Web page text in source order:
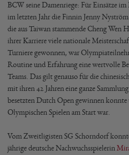
BCW seine Damenriege: Für Einsätze
im letzten Jahr die Finnin Jenny
die aus Taiwan stammende Cheng Wen
ihrer Karriere viele nationale
Turniere gewonnen, war
Routine und Erfahrung eine wertvolle
Teams. Das gilt genauso für die
mit ihren 42 Jahren eine ganze
besetzten Dutch Open gewinnen konnte
Olympischen Spielen am Start war.
Vom Zweitligisten SG Schorndorf
jährige deutsche Nachwuchsspielerin